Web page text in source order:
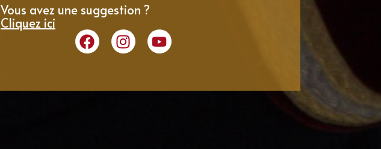
Vous avez une suggestion ?
Cliquez ici